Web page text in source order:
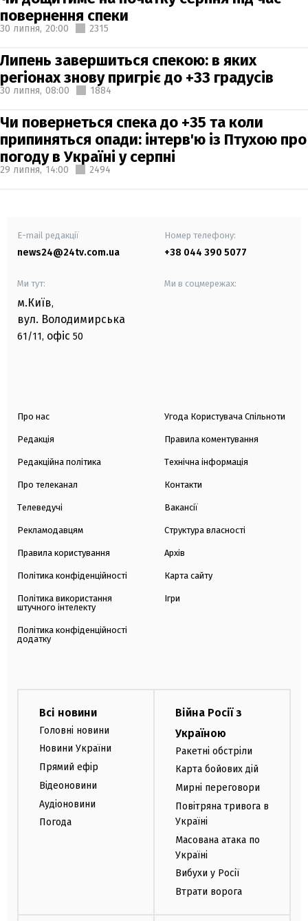
повернення спеки
30 липня, 20:00 2315
Липень завершиться спекою: в яких
регіонах знову пригріє до +33 градусів
30 липня, 08:00 1884
Чи повернеться спека до +35 та коли
припиняться опади: інтерв'ю із Птухою про
погоду в Україні у серпні
29 липня, 14:00 2494
E-mail редакції
news24@24tv.com.ua
Номер телефону:
+38 044 390 5077
Ми тут:
м.Київ,
вул. Володимирська
61/11, офіс 50
Ми в соцмережах:
Про нас
Редакція
Редакційна політика
Про телеканал
Телеведучі
Рекламодавцям
Правила користування
Політика конфіденційності
Політика використання
штучного інтелекту
Політика конфіденційності
додатку
Угода Користувача Спільноти
Правила коментування
Технічна інформація
Контакти
Вакансії
Структура власності
Архів
Карта сайту
Ігри
Всі новини
Головні новини
Новини України
Прямий ефір
Відеоновини
Аудіоновини
Погода
Війна Росії з
Україною
Ракетні обстріли
Карта бойових дій
Мирні переговори
Повітряна тривога в
Україні
Масована атака по
Україні
Вибухи у Росії
Втрати ворога